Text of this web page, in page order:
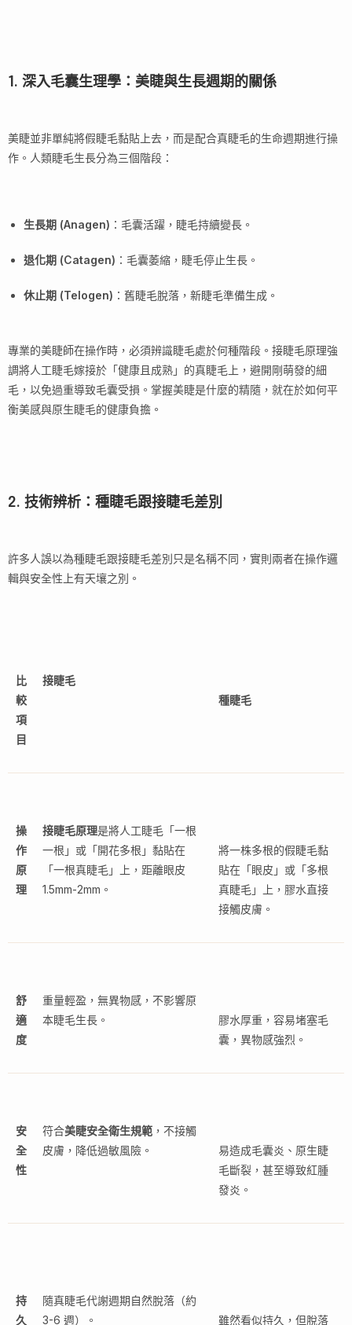
1. 深入毛囊生理學：美睫與生長週期的關係
美睫並非單純將假睫毛黏貼上去，而是配合真睫毛的生命週期進行操
作。人類睫毛生長分為三個階段：
生長期 (Anagen) ：毛囊活躍，睫毛持續變長。
退化期 (Catagen) ：毛囊萎縮，睫毛停止生長。
休止期 (Telogen) ：舊睫毛脫落，新睫毛準備生成。
專業的美睫師在操作時，必須辨識睫毛處於何種階段。接睫毛原理強
調將人工睫毛嫁接於「健康且成熟」的真睫毛上，避開剛萌發的細
毛，以免過重導致毛囊受損。掌握美睫是什麼的精隨，就在於如何平
衡美感與原生睫毛的健康負擔。
2. 技術辨析：種睫毛跟接睫毛差別
許多人誤以為種睫毛跟接睫毛差別只是名稱不同，實則兩者在操作邏
輯與安全性上有天壤之別。
比
較
項
目
接睫毛
種睫毛
操
作
原
理
接睫毛原理是將人工睫毛「一根
一根」或「開花多根」黏貼在
「一根真睫毛」上，距離眼皮
1.5mm-2mm。
將一株多根的假睫毛黏
貼在「眼皮」或「多根
真睫毛」上，膠水直接
接觸皮膚。
舒
適
度
重量輕盈，無異物感，不影響原
本睫毛生長。
膠水厚重，容易堵塞毛
囊，異物感強烈。
安
全
性
符合美睫安全衛生規範 ，不接觸
皮膚，降低過敏風險。
易造成毛囊炎、原生睫
毛斷裂，甚至導致紅腫
發炎。
持
久
隨真睫毛代謝週期自然脫落（約
3-6 週）。
雖然看似持久，但脫落